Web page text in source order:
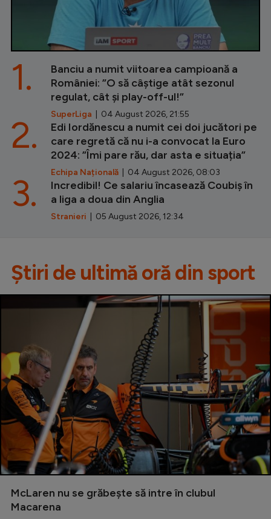
Banciu a numit viitoarea campioană a
României: ”O să câștige atât sezonul
regulat, cât și play-off-ul!”
SuperLiga | 04 August 2026, 21:55
1.
Edi Iordănescu a numit cei doi jucători pe
care regretă că nu i-a convocat la Euro
2024: ”Îmi pare rău, dar asta e situația”
Echipa Națională | 04 August 2026, 08:03
2.
Incredibil! Ce salariu încasează Coubiș în
a liga a doua din Anglia
Stranieri | 05 August 2026, 12:34
3.
Știri de ultimă oră din sport
McLaren nu se grăbește să intre în clubul
Macarena